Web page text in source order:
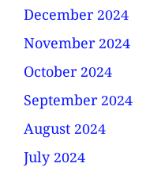
December 2024
November 2024
October 2024
September 2024
August 2024
July 2024